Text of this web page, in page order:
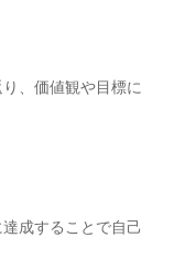
、価値観や目標に
成することで自己